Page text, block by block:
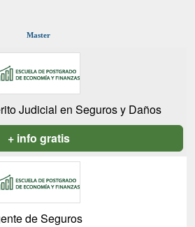
Master
Judicial en Seguros y Daños
+ info gratis
de Seguros